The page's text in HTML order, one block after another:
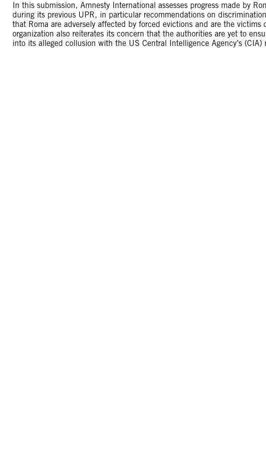
In this submission, Amnesty International assesses progress made by
during its previous UPR, in particular recommendations on
that Roma are adversely affected by forced evictions and are the
organization also reiterates its concern that the authorities are yet to
into its alleged collusion with the US Central Intelligence Agency’s